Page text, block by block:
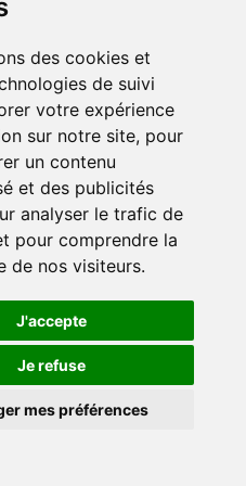
des cookies et
de suivi
votre expérience
sur notre site, pour
un contenu
et des publicités
analyser le trafic de
pour comprendre la
de nos visiteurs.
J'accepte
Je refuse
mes préférences